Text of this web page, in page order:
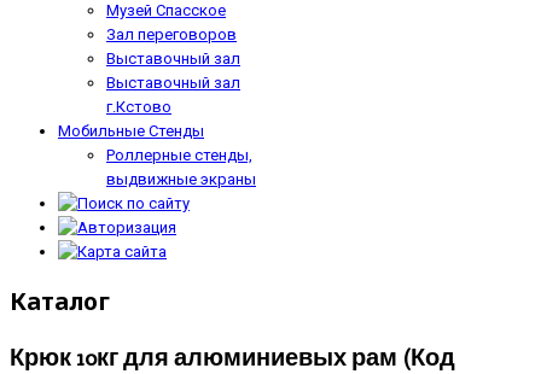
Музей Спасское
Зал переговоров
Выставочный зал
Выставочный зал
г.Кстово
Мобильные Стенды
Роллерные стенды,
выдвижные экраны
Каталог
Крюк 10кг для алюминиевых рам (Код